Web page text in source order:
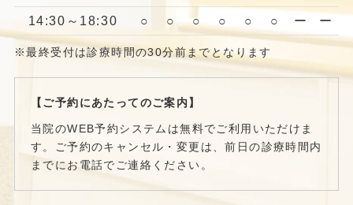
14:30～18:30 ○ ○ ○ ○ ○ ○ ー ー
※最終受付は診療時間の30分前までとなります
【ご予約にあたってのご案内】
当院のWEB予約システムは無料でご利用いただけま
す。ご予約のキャンセル・変更は、前日の診療時間内
までにお電話でご連絡ください。